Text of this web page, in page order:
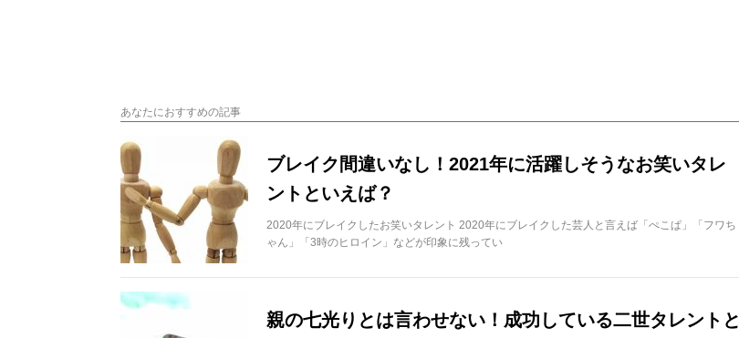
あなたにおすすめの記事
ブレイク間違いなし！2021年に活躍しそうなお笑いタレ
ントといえば？
2020年にブレイクしたお笑いタレント 2020年にブレイクした芸人と言えば「ぺこぱ」「フワち
ゃん」「3時のヒロイン」などが印象に残ってい
親の七光りとは言わせない！成功している二世タレントと